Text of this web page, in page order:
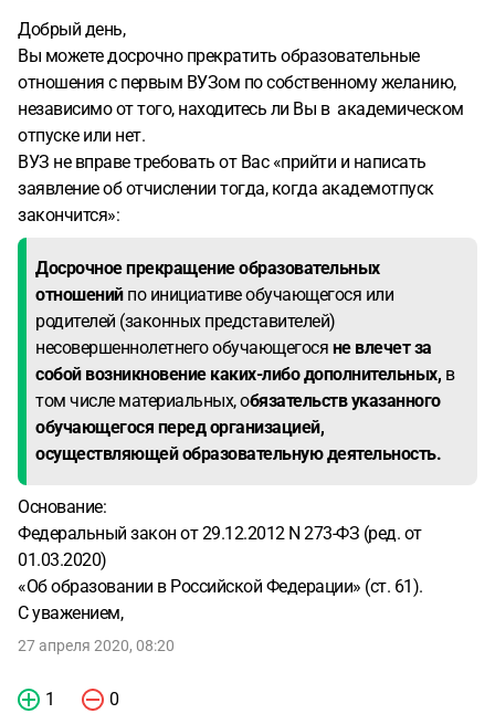
высокими баллами ЕГЭ?
Добрый день,
Вы можете досрочно прекратить образовательные
отношения с первым ВУЗом по собственному желанию,
независимо от того, находитесь ли Вы в академическом
отпуске или нет.
ВУЗ не вправе требовать от Вас «прийти и написать
заявление об отчислении тогда, когда академотпуск
закончится»:
Досрочное прекращение образовательных
отношений по инициативе обучающегося или
родителей (законных представителей)
несовершеннолетнего обучающегося не влечет за
собой возникновение каких-либо дополнительных, в
том числе материальных, обязательств указанного
обучающегося перед организацией,
осуществляющей образовательную деятельность.
Основание:
Федеральный закон от 29.12.2012 N 273-ФЗ (ред. от
01.03.2020)
«Об образовании в Российской Федерации» (ст. 61).
С уважением,
27 апреля 2020, 08:20
1 0